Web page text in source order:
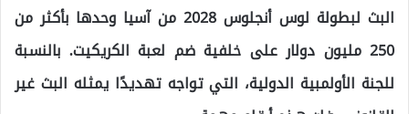
البث لبطولة لوس أنجلوس 2028 من آسيا وحدها بأكثر من
250 مليون دولار على خلفية ضم لعبة الكريكيت. بالنسبة
للجنة الأولمبية الدولية، التي تواجه تهديدًا يمثله البث غير